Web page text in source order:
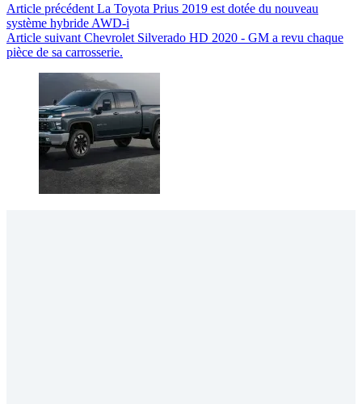
Article précédent La Toyota Prius 2019 est dotée du nouveau
système hybride AWD-i
Article suivant Chevrolet Silverado HD 2020 - GM a revu chaque
pièce de sa carrosserie.